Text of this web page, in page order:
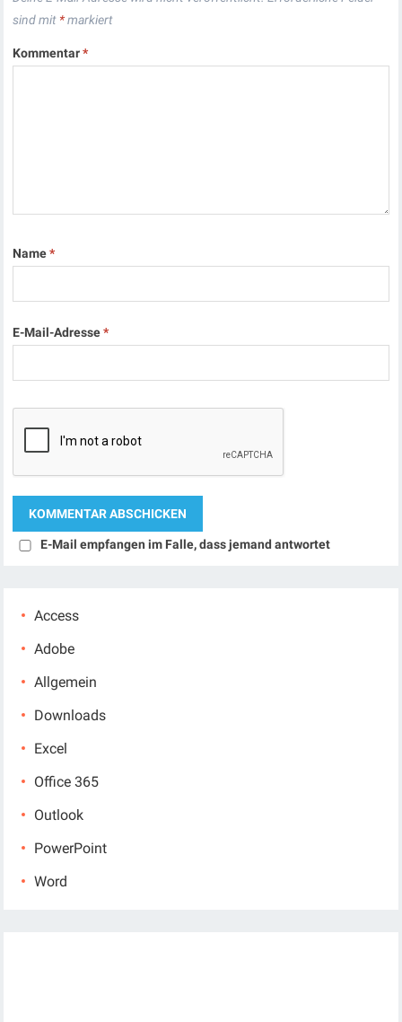
sind mit *markiert
Kommentar*
Name*
E-Mail-Adresse*
E-Mail empfangen im Falle, dass jemand antwortet
Access
Adobe
Allgemein
Downloads
Excel
Office 365
Outlook
PowerPoint
Word